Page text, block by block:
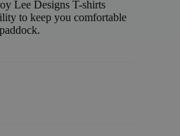
Lee Designs T-shirts
to keep you comfortable